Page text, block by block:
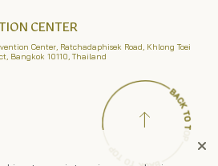
CENTER
Center, Ratchadaphisek Road, Khlong Toei
Bangkok 10110, Thailand